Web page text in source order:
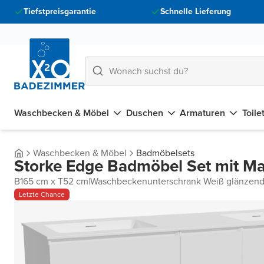
Tiefstpreisgarantie Schnelle Lieferung
Waschbecken & Möbel Duschen Armaturen
Waschbecken & Möbel Badmöbelsets
Storke Edge Badmöbel Set mit
B165 cm x T52 cm|Waschbeckenunterschrank Weiß glänzend
Letzte Chance